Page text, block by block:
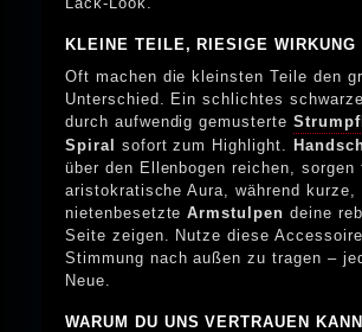
KLEINE TEILE, RIESIGE WIRKUNG
Oft machen die kleinsten Teile den
Unterschied. Ein schlichtes
durch aufwendig gemusterte
Spiral
sofort zum Highlight.
über den Ellenbogen reichen, sorgen
aristokratische Aura, während kurze,
nietenbesetzteArmstulpen deine
Seite zeigen. Nutze diese
Stimmung nach außen zu tragen –
Neue.
WARUM DU UNS VERTRAUEN